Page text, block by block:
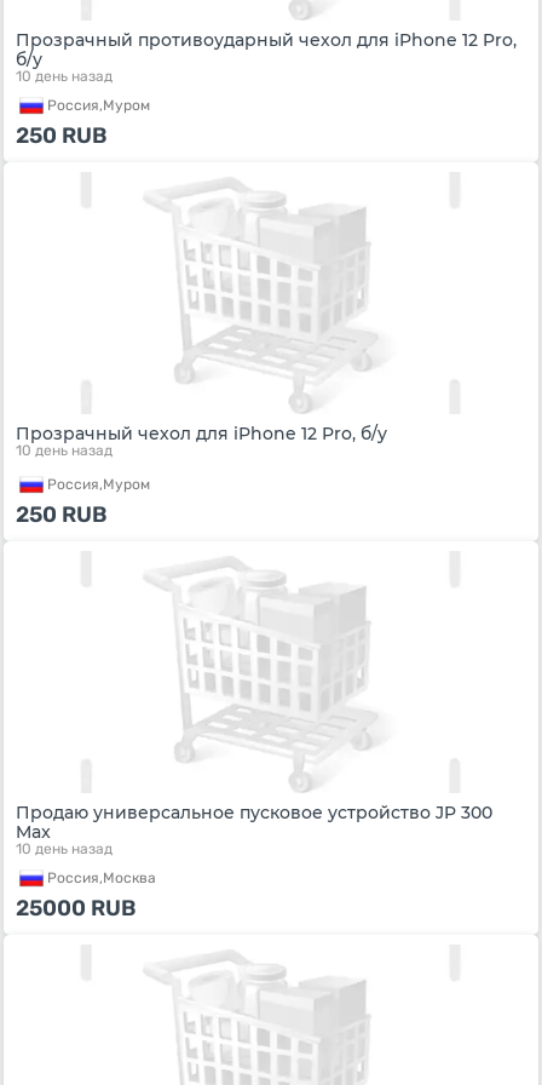
Прозрачный противоударный чехол для iPhone 12 Pro,
б/у
10 день назад
Россия,Муром
250 RUB
Прозрачный чехол для iPhone 12 Pro, б/у
10 день назад
Россия,Муром
250 RUB
Продаю универсальное пусковое устройство JP 300
Max
10 день назад
Россия,Москва
25000 RUB